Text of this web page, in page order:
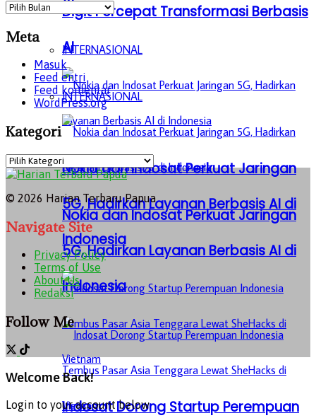
INTERNASIONAL
Nokia dan Indosat Perkuat Jaringan
5G, Hadirkan Layanan Berbasis AI di
Indonesia
Indosat Dorong Startup Perempuan
Digit Percepat Transformasi Berbasis
AI
INTERNASIONAL
Nokia dan Indosat Perkuat Jaringan
5G, Hadirkan Layanan Berbasis AI di
Indonesia
Archives
Meta
Masuk
Feed entri
Feed komentar
WordPress.org
Kategori
Kategori
© 2026 Harian Terbaru Papua
Navigate Site
Privacy Policy
Terms of Use
About Us
Redaksi
Follow Me
Welcome Back!
Login to your account below